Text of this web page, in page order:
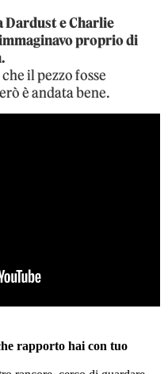
e Charlie
proprio di
il pezzo fosse
è andata bene.
rapporto hai con tuo